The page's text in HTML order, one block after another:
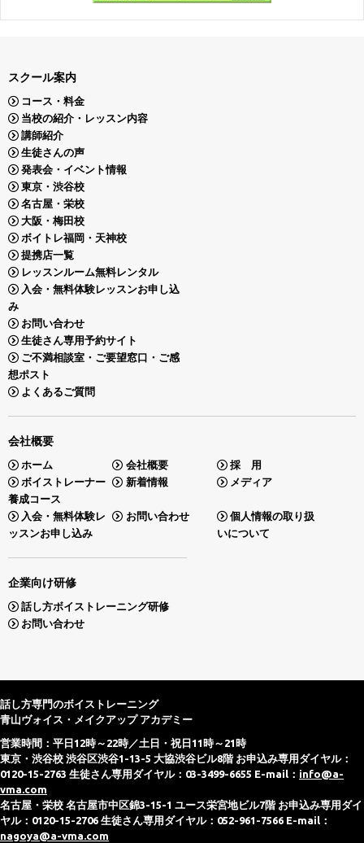
スクール案内
コース・料金
当校の紹介・レッスン内容
講師紹介
生徒さんの声
発表会・イベント情報
東京・渋谷校
名古屋・栄校
大阪・梅田校
ボイトレ福岡・天神校
提携店一覧
レッスンルーム無料レンタル
入会・無料体験レッスンお申し込
み
お問い合わせ
生徒さん専用予約サイト
ご不満相談室・ご要望窓口・ご感
想ポスト
よくあるご質問
会社概要
ホーム 会社概要
採 用
ボイストレーナー
養成コース
新着情報 メディア
入会・無料体験レ
ッスンお申し込み
お問い合わせ
個人情報の取り扱
いについて
企業向け研修
話し方ボイストレーニング研修
お問い合わせ
話し方専門のボイストレーニング
青山ヴォイス・メイクアップ アカデミー
営業時間：平日12時～22時／土日・祝日11時～21時
東京・渋谷校 渋谷区渋谷1-13-5 大協渋谷ビル8階 お申込み専用ダイヤル：
0120-15-2763 生徒さん専用ダイヤル：03-3499-6655 E-mail： info@a-
vma.com
名古屋・栄校 名古屋市中区錦3-15-1 ユース栄宮地ビル7階 お申込み専用ダイ
ヤル：0120-15-2706 生徒さん専用ダイヤル：052-961-7566 E-mail：
nagoya@a-vma.com